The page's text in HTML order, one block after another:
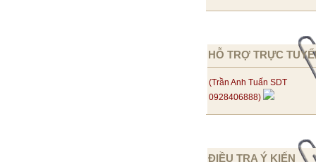
HỖ TRỢ TRỰC
(Trần Anh Tuấn SDT
0928406888)
ĐIỀU TRA Ý KIẾN